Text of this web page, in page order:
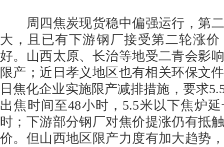
周四焦炭现货稳中偏强运行，第二
大，且已有下游钢厂接受第二轮涨
好。山西太原、长治等地受二青会影
限产；近日孝义地区也有相关环保文
日焦化企业实施限产减排措施，要求
出焦时间至48小时，5.5米以下焦炉
时；下游部分钢厂对焦价提涨仍有抵
价。但山西地区限产力度有加大趋势